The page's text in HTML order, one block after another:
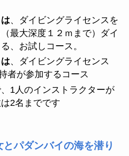
、ダイビングライセンスを
最大深度１２ｍまで）ダイ
、お試しコース。
、ダイビングライセンス
者が参加するコース
1人のインストラクターが
2名までです
パダンバイの海を潜り